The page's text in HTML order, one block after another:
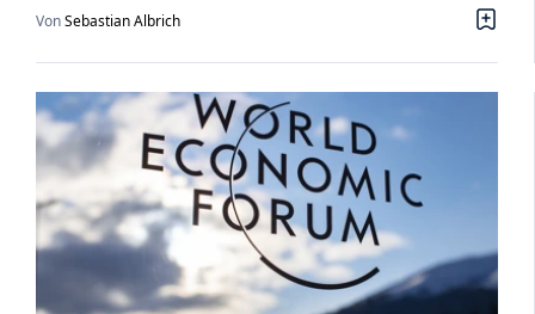
VonSebastian Albrich